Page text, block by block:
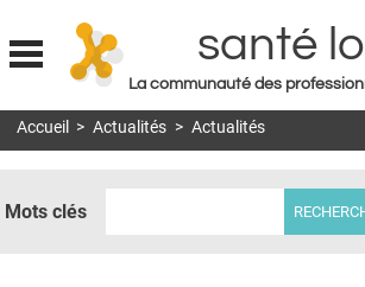
Jump to navigation
santé
La communauté des
MON COMPTE
Accueil > Actualités > Actualités
Mots clés